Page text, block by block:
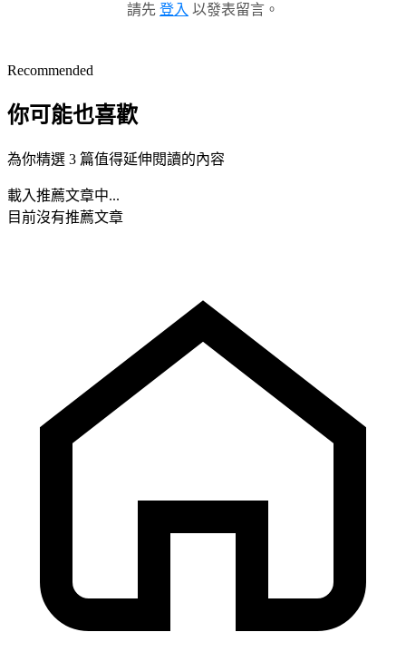
請先 登入 以發表留言。
Recommended
你可能也喜歡
為你精選 3 篇值得延伸閱讀的內容
載入推薦文章中...
目前沒有推薦文章